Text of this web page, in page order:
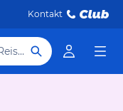
Kontakt
Hotel, Reiseziel